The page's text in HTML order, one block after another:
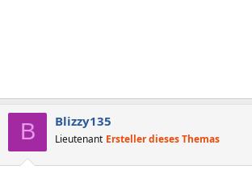
B Blizzy135
Lieutenant Ersteller dieses Themas